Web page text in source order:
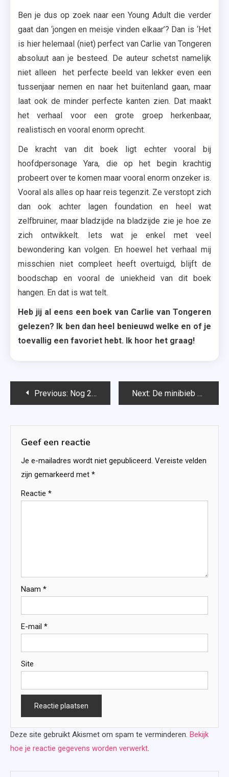
Ben je dus op zoek naar een Young Adult die verder
gaat dan ‘jongen en meisje vinden elkaar’? Dan is ‘Het
is hier helemaal (niet) perfect van Carlie van Tongeren
absoluut aan je besteed. De auteur schetst namelijk
niet alleen het perfecte beeld van lekker even een
tussenjaar nemen en naar het buitenland gaan, maar
laat ook de minder perfecte kanten zien. Dat maakt
het verhaal voor een grote groep herkenbaar,
realistisch en vooral enorm oprecht.
De kracht van dit boek ligt echter vooral bij
hoofdpersonage Yara, die op het begin krachtig
probeert over te komen maar vooral enorm onzeker is.
Vooral als alles op haar reis tegenzit. Ze verstopt zich
dan ook achter lagen foundation en heel wat
zelfbruiner, maar bladzijde na bladzijde zie je hoe ze
zich ontwikkelt. Iets wat je enkel met veel
bewondering kan volgen. En hoewel het verhaal mij
misschien niet compleet heeft overtuigd, blijft de
boodschap en vooral de uniekheid van dit boek
hangen. En dat is wat telt.
Heb jij al eens een boek van Carlie van Tongeren
gelezen? Ik ben dan heel benieuwd welke en of je
toevallig een favoriet hebt. Ik hoor het graag!
Bericht
Previous: Nog 27 dagen leven – Maren Stoffels Next: De minibieb – Tessa Bickers
Geef een reactie
Je e-mailadres wordt niet gepubliceerd. Vereiste velden
zijn gemarkeerd met *
Reactie *
Naam *
E-mail *
Site
Deze site gebruikt Akismet om spam te verminderen. Bekijk
hoe je reactie gegevens worden verwerkt.